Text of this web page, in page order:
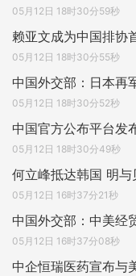
05月12日 18时30分59秒
赖亚文成为中国排协
05月12日 18时30分55秒
中国外交部：日本再
05月12日 18时30分52秒
中国官方公布平台发
05月12日 18时30分49秒
何立峰抵达韩国 明
05月12日 16时37分21秒
中国外交部：中美经
05月12日 16时37分08秒
中企恒瑞医药宣布与